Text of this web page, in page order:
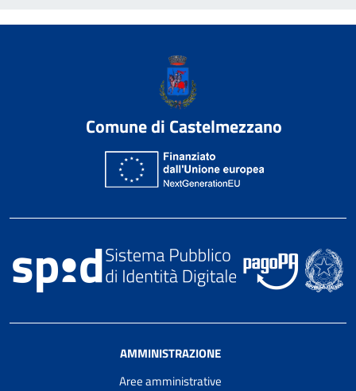
Comune di Castelmezzano
AMMINISTRAZIONE
Aree amministrative